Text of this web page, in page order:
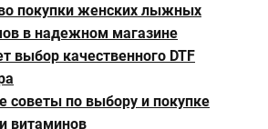
покупки женских лыжных
в надежном магазине
выбор качественного DTF
советы по выбору и покупке
витаминов